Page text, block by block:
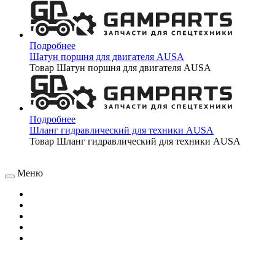
Подробнее
Шатун поршня для двигателя AUSA
Товар Шатун поршня для двигателя AUSA
Подробнее
Шланг гидравлический для техники AUSA
Товар Шланг гидравлический для техники AUSA
Меню